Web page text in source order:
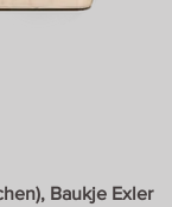
Baukje Exler